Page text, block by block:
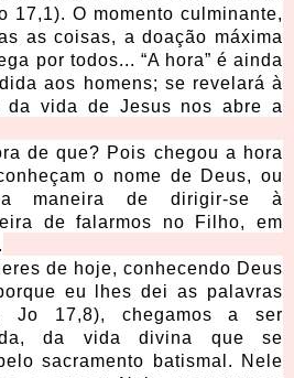
17,1). O momento culminante,
as coisas, a doação máxima
por todos... “A hora” é ainda
aos homens; se revelará à
da vida de Jesus nos abre a
de que? Pois chegou a hora
o nome de Deus, ou
maneira de dirigir-se à
de falarmos no Filho, em
de hoje, conhecendo Deus
eu lhes dei as palavras
Jo 17,8), chegamos a ser
da vida divina que se
sacramento batismal. Nele